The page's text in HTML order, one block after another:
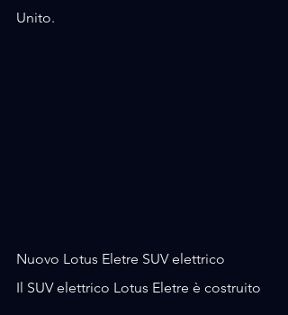
Unito.
Nuovo Lotus Eletre SUV elettrico
Il SUV elettrico Lotus Eletre è costruito